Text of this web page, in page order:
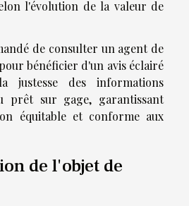
l'évolution de la valeur de
de consulter un agent de
bénéficier d'un avis éclairé
justesse des informations
prêt sur gage, garantissant
équitable et conforme aux
de l'objet de